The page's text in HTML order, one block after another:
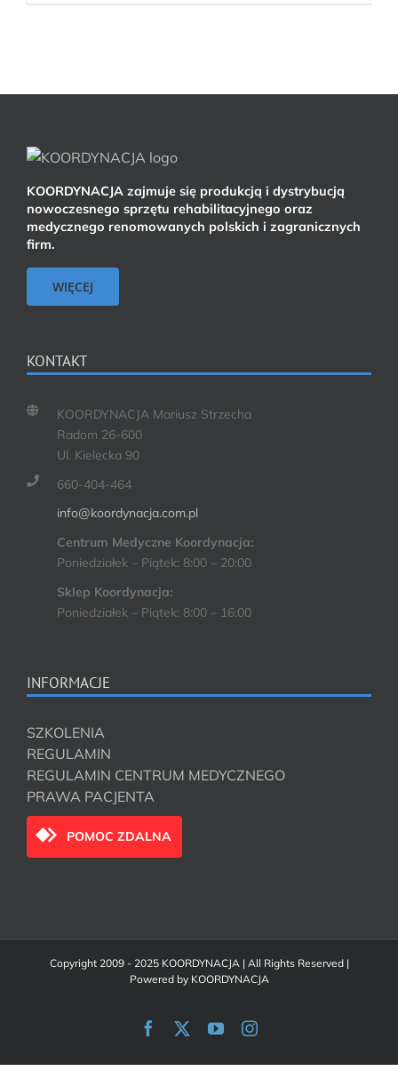
KOORDYNACJA zajmuje się produkcją i dystrybucją
nowoczesnego sprzętu rehabilitacyjnego oraz
medycznego renomowanych polskich i zagranicznych
firm.
WIĘCEJ
KONTAKT
KOORDYNACJA Mariusz Strzecha
Radom 26-600
Ul. Kielecka 90
660-404-464
info@koordynacja.com.pl
Centrum Medyczne Koordynacja:
Poniedziałek – Piątek: 8:00 – 20:00
Sklep Koordynacja:
Poniedziałek – Piątek: 8:00 – 16:00
INFORMACJE
SZKOLENIA
REGULAMIN
REGULAMIN CENTRUM MEDYCZNEGO
PRAWA PACJENTA
POMOC ZDALNA
Copyright 2009 - 2025 KOORDYNACJA | All Rights Reserved |
Powered by KOORDYNACJA
Facebook YouTubeInstagram